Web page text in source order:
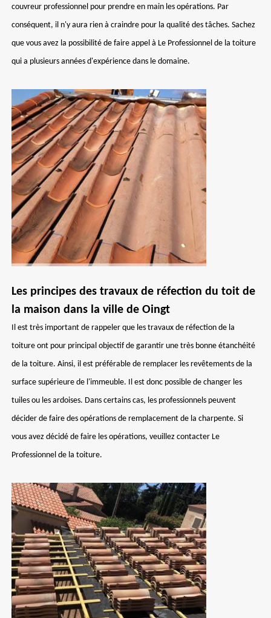
couvreur professionnel pour prendre en main les opérations. Par
conséquent, il n'y aura rien à craindre pour la qualité des tâches. Sachez
que vous avez la possibilité de faire appel à Le Professionnel de la toiture
qui a plusieurs années d'expérience dans le domaine.
Les principes des travaux de réfection du toit de
la maison dans la ville de Oingt
Il est très important de rappeler que les travaux de réfection de la
toiture ont pour principal objectif de garantir une très bonne étanchéité
de la toiture. Ainsi, il est préférable de remplacer les revêtements de la
surface supérieure de l'immeuble. Il est donc possible de changer les
tuiles ou les ardoises. Dans certains cas, les professionnels peuvent
décider de faire des opérations de remplacement de la charpente. Si
vous avez décidé de faire les opérations, veuillez contacter Le
Professionnel de la toiture.